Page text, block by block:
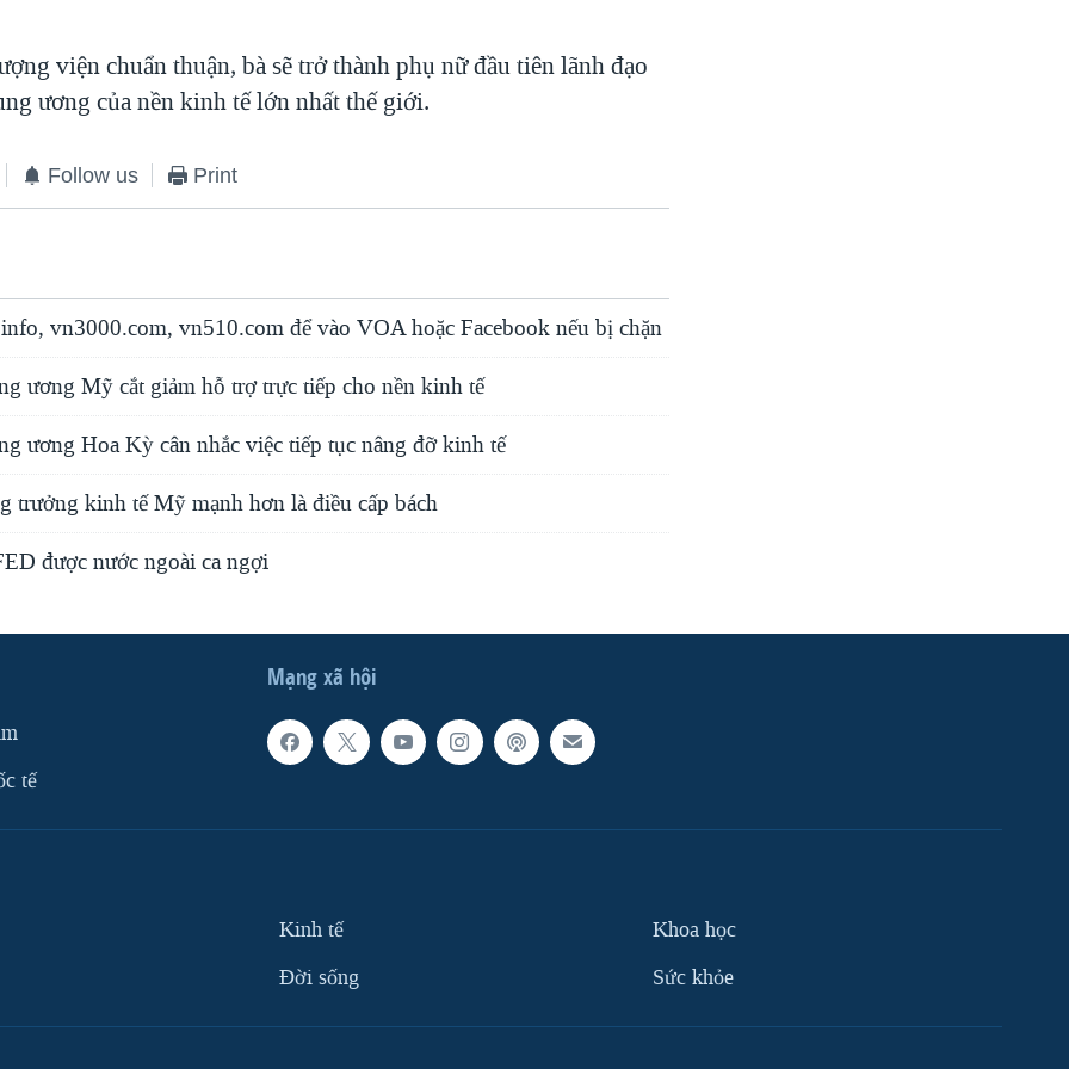
viện chuẩn thuận, bà sẽ trở thành phụ nữ đầu tiên lãnh đạo
ương của nền kinh tế lớn nhất thế giới.
Follow us Print
vn3000.com, vn510.com để vào VOA hoặc Facebook nếu bị chặn
ương Mỹ cắt giảm hỗ trợ trực tiếp cho nền kinh tế
ương Hoa Kỳ cân nhắc việc tiếp tục nâng đỡ kinh tế
trưởng kinh tế Mỹ mạnh hơn là điều cấp bách
được nước ngoài ca ngợi
Mạng xã hội
tế
Kinh tế
Ðời sống
Khoa học
Sức khỏe